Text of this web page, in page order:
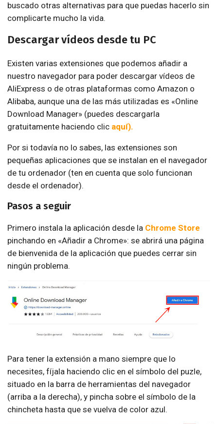
buscado otras alternativas para que puedas hacerlo sin
complicarte mucho la vida.
Descargar vídeos desde tu PC
Existen varias extensiones que podemos añadir a
nuestro navegador para poder descargar vídeos de
AliExpress o de otras plataformas como Amazon o
Alibaba, aunque una de las más utilizadas es «Online
Download Manager» (puedes descargarla
gratuitamente haciendo clic aquí).
Por si todavía no lo sabes, las extensiones son
pequeñas aplicaciones que se instalan en el navegador
de tu ordenador (ten en cuenta que solo funcionan
desde el ordenador).
Pasos a seguir
Primero instala la aplicación desde la Chrome Store
pinchando en «Añadir a Chrome»: se abrirá una página
de bienvenida de la aplicación que puedes cerrar sin
ningún problema.
Para tener la extensión a mano siempre que lo
necesites, fíjala haciendo clic en el símbolo del puzle,
situado en la barra de herramientas del navegador
(arriba a la derecha), y pincha sobre el símbolo de la
chincheta hasta que se vuelva de color azul.